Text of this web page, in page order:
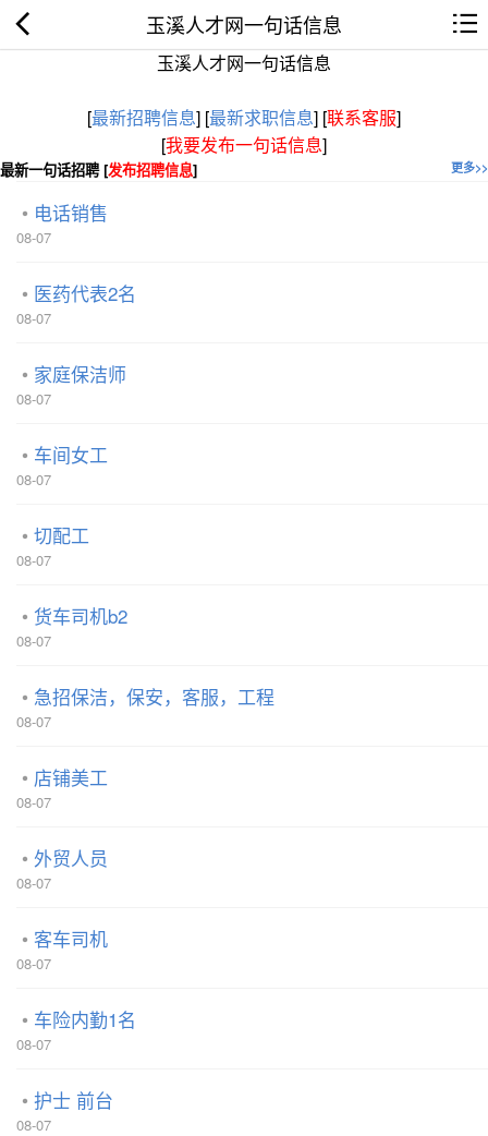
玉溪人才网一句话信息
玉溪人才网一句话信息
[最新招聘信息] [最新求职信息] [联系客服]
[我要发布一句话信息]
更多>>
最新一句话招聘 [发布招聘信息]
电话销售
08-07
医药代表2名
08-07
家庭保洁师
08-07
车间女工
08-07
切配工
08-07
货车司机b2
08-07
急招保洁，保安，客服，工程
08-07
店铺美工
08-07
外贸人员
08-07
客车司机
08-07
车险内勤1名
08-07
护士 前台
08-07